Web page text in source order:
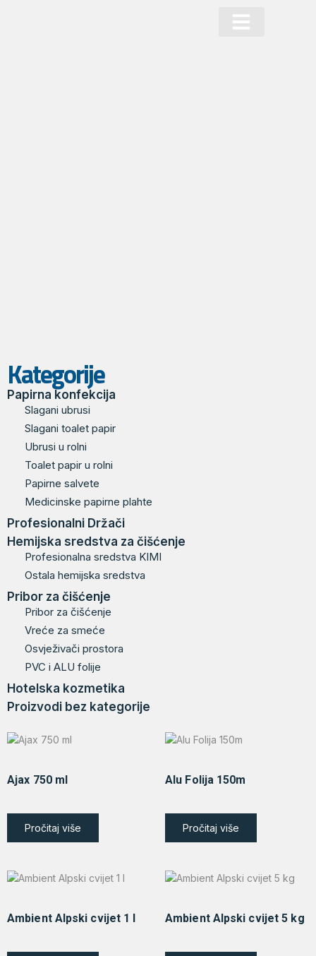
Kategorije
Papirna konfekcija
Slagani ubrusi
Slagani toalet papir
Ubrusi u rolni
Toalet papir u rolni
Papirne salvete
Medicinske papirne plahte
Profesionalni Držači
Hemijska sredstva za čišćenje
Profesionalna sredstva KIMI
Ostala hemijska sredstva
Pribor za čišćenje
Pribor za čišćenje
Vreće za smeće
Osvježivači prostora
PVC i ALU folije
Hotelska kozmetika
Proizvodi bez kategorije
Ajax 750 ml
Pročitaj više
Alu Folija 150m
Pročitaj više
Ambient Alpski cvijet 1 l Ambient Alpski cvijet 5 kg